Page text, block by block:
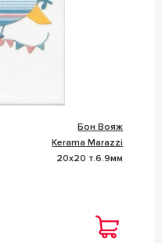
Бон Вояж
Kerama Marazzi
20x20 т.6.9мм